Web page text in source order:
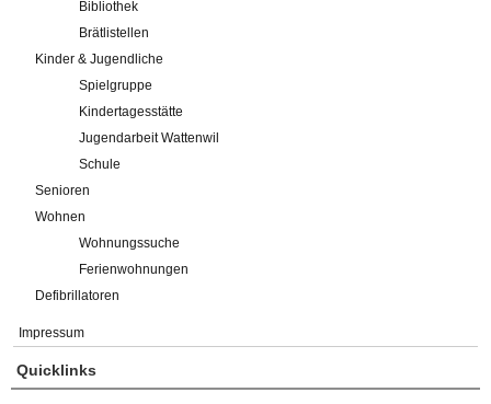
Bibliothek
Brätlistellen
Kinder & Jugendliche
Spielgruppe
Kindertagesstätte
Jugendarbeit Wattenwil
Schule
Senioren
Wohnen
Wohnungssuche
Ferienwohnungen
Defibrillatoren
Impressum
Quicklinks